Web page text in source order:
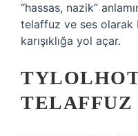
“hassas, nazik”
telaffuz ve ses olarak
karışıklığa yol açar.